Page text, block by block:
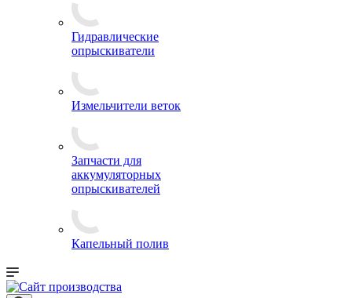
Гидравлические
опрыскиватели
Измельчители веток
Запчасти для
аккумуляторных
опрыскивателей
Капельный полив